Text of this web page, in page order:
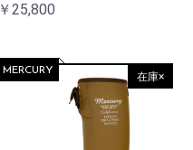
￥25,800
在庫×
MERCURY